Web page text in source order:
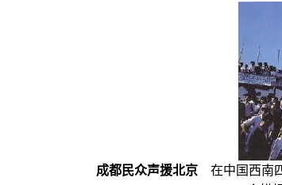
成都民众声援北京在中国西南四